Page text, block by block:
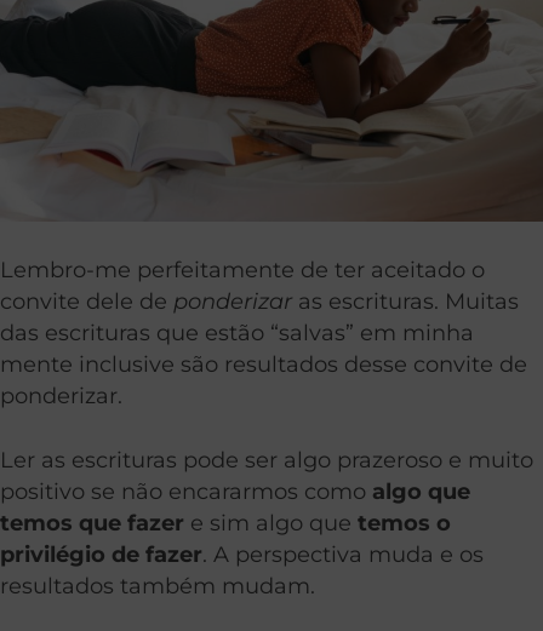
Lembro-me perfeitamente de ter aceitado o
convite dele de ponderizar as escrituras. Muitas
das escrituras que estão “salvas” em minha
mente inclusive são resultados desse convite de
ponderizar.
Ler as escrituras pode ser algo prazeroso e muito
positivo se não encararmos como algo que
temos que fazer e sim algo que temos o
privilégio de fazer. A perspectiva muda e os
resultados também mudam.